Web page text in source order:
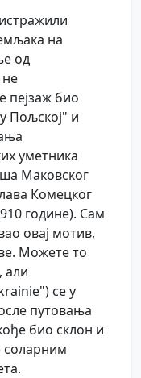
на
од
не
пејзаж био
Пољској" и
уметника
Маковског
Комецког
године). Сам
овај мотив,
Можете то
али
се у
путовања
био склон и
соларним